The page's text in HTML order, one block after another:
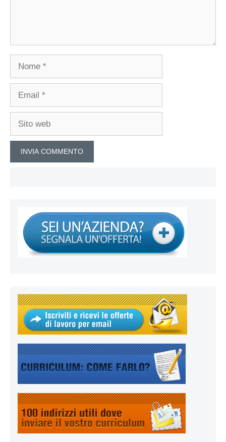
Nome
Email
Sito